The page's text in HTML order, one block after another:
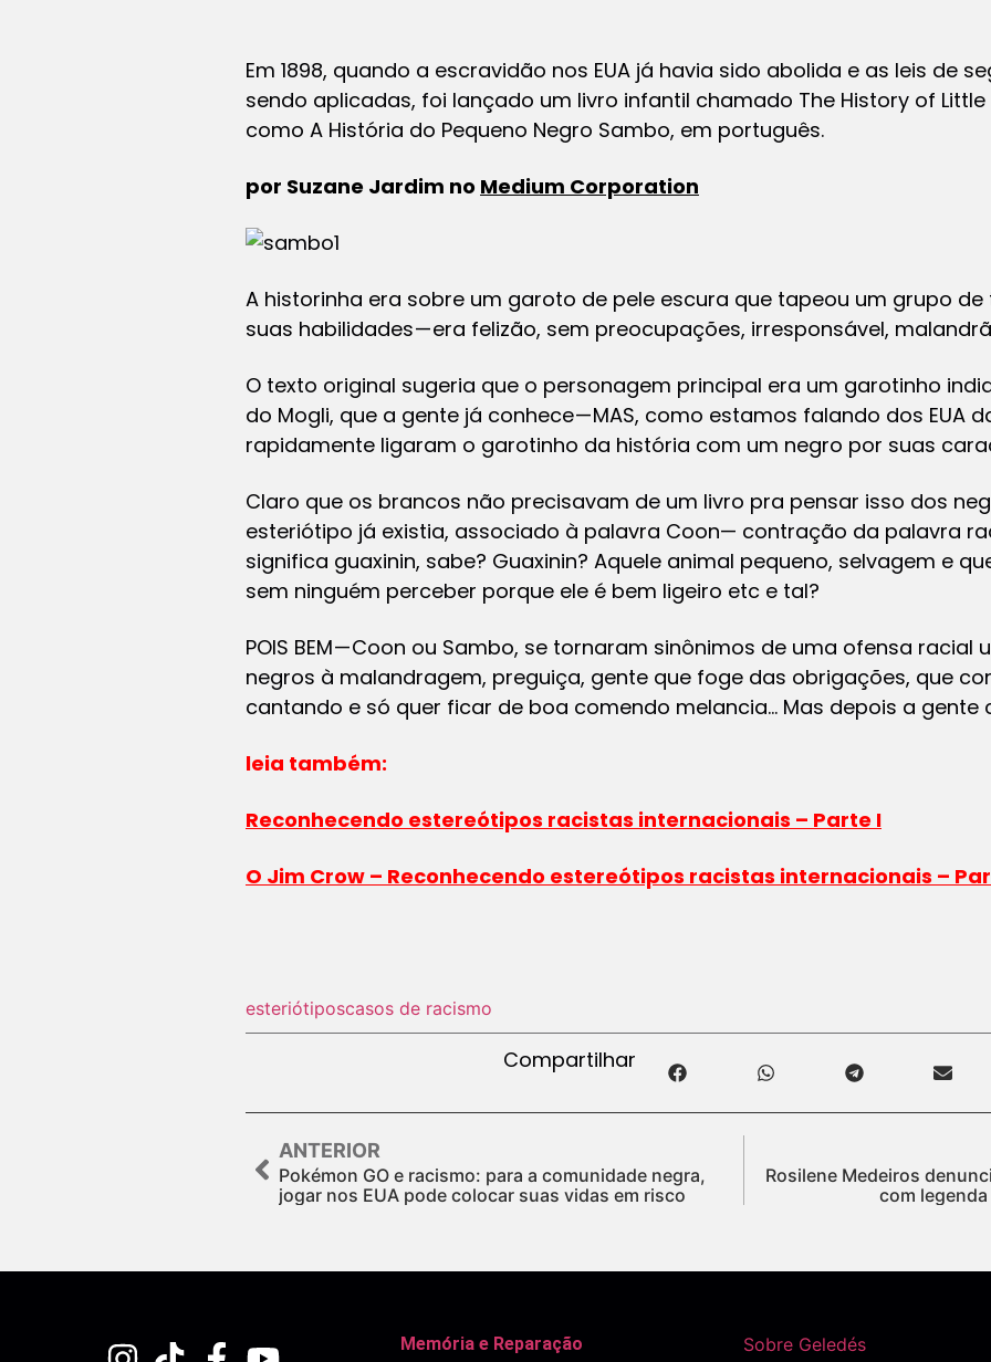
Em 1898, quando a escravidão nos EUA já havia sido abolida e as leis de
sendo aplicadas, foi lançado um livro infantil chamado The History of
como A História do Pequeno Negro Sambo, em português.
por Suzane Jardim no Medium Corporation
A historinha era sobre um garoto de pele escura que tapeou um grupo
suas habilidades — era felizão, sem preocupações, irresponsável,
O texto original sugeria que o personagem principal era um garotinho
do Mogli, que a gente já conhece — MAS, como estamos falando dos EUA
rapidamente ligaram o garotinho da história com um negro por suas
Claro que os brancos não precisavam de um livro pra pensar isso dos
esteriótipo já existia, associado à palavra Coon— contração da palavra
significa guaxinin, sabe? Guaxinin? Aquele animal pequeno, selvagem e
sem ninguém perceber porque ele é bem ligeiro etc e tal?
POIS BEM — Coon ou Sambo, se tornaram sinônimos de uma ofensa racial
negros à malandragem, preguiça, gente que foge das obrigações, que
cantando e só quer ficar de boa comendo melancia… Mas depois a gente
leia também:
Reconhecendo estereótipos racistas internacionais – Parte I
O Jim Crow – Reconhecendo estereótipos racistas internacionais –
esteriótiposcasos de racismo
Compartilhar
ANTERIOR
Pokémon GO e racismo: para a comunidade negra,
jogar nos EUA pode colocar suas vidas em risco
Rosilene Medeiros
com legenda
Memória e Reparação Sobre Geledés